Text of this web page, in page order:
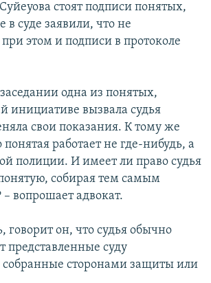
стоят подписи понятых,
в суде заявили, что не
этом и подписи в протоколе
одна из понятых,
инициативе вызвала судья
свои показания. К тому же
работает не где-нибудь, а
полиции. И имеет ли право судья
собирая тем самым
– вопрошает адвокат.
говорит он, что судья обычно
представленные суду
собранные сторонами защиты или